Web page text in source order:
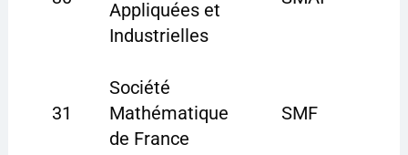
Appliquées et
Industrielles
31
Société
Mathématique
de France
SMF